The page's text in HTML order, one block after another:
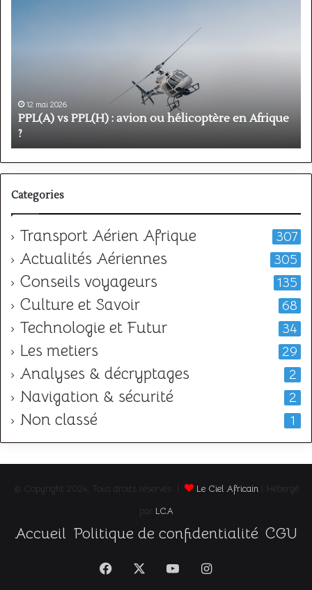
en
Afrique
12 mai 2026
PPL(A) vs PPL(H) : avion ou hélicoptère en Afrique
?
Categories
Transport Aérien Afrique 307
Actualités Aériennes 305
Conseils voyageurs 135
Culture et Savoir 68
Technologie et Futur 34
Les metiers 29
Analyses & décryptages 2
Navigation & sécurité 2
Non classé 1
© Copyright 2024, Tous droits réservés | Le Ciel Africain| Hébergé
par LCA
Accueil Politique de confidentialité CGU
Facebook YouTubeInstagram